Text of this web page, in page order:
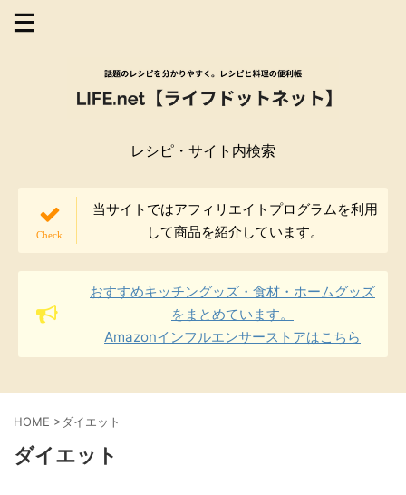
レシピ・サイト内検索
当サイトではアフィリエイトプログラムを利用
して商品を紹介しています。
おすすめキッチングッズ・食材・ホームグッズ
をまとめています。
Amazonインフルエンサーストアはこちら
HOME >ダイエット
ダイエット